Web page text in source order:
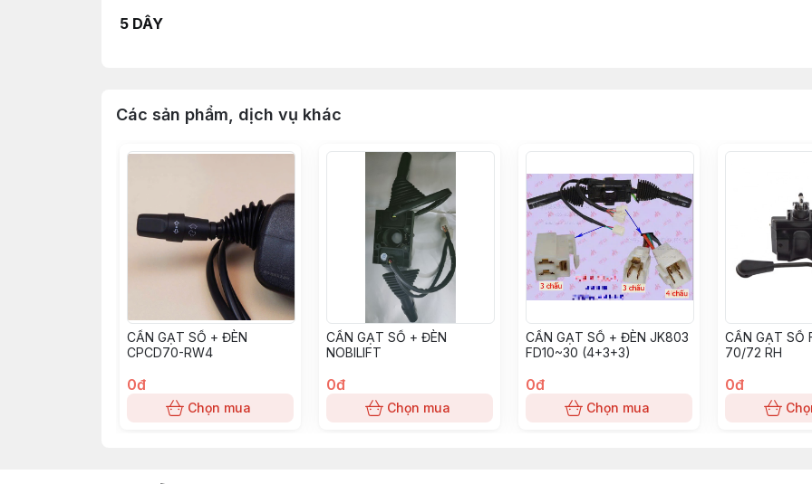
5 DÂY
Các sản phẩm, dịch vụ khác
CẦN GẠT SỐ + ĐÈN
CPCD70-RW4
0đ
Chọn mua
CẦN GẠT SỐ + ĐÈN
NOBILIFT
0đ
Chọn mua
CẦN GẠT SỐ + ĐÈN JK803
FD10~30 (4+3+3)
0đ
Chọn mua
CẦN GẠT SỐ
70/72 RH
0đ